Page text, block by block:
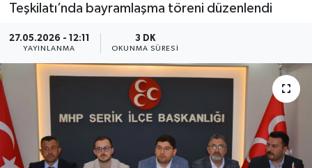
Teşkilatı’nda bayramlaşma töreni düzenlendi
27.05.2026 - 12:11
YAYINLANMA
3 DK
OKUNMA SÜRESI
SAĞLIK
DÜNYA
EĞİTİM
Haber Arşivi